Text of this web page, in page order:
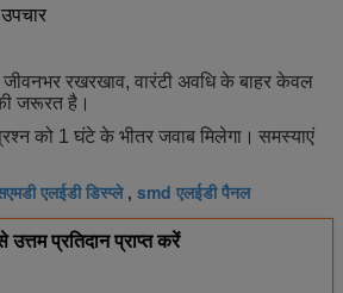
जीवनभर रखरखाव, वारंटी अवधि के बाहर केवल
जरूरत है।
को 1 घंटे के भीतर जवाब मिलेगा। समस्याएं
एलईडी डिस्प्ले, smd एलईडी पैनल
उत्तम प्रतिदान प्राप्त करें